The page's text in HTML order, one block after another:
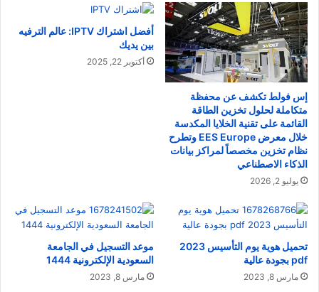
إس فولط تكشف عن محفظة
متكاملة لحلول تخزين الطاقة
القائمة على تقنية الخلايا المكدسة
خلال معرض EES Europe وتطرح
نظام تخزين مخصصاً لمراكز بيانات
الذكاء الاصطناعي
يوليو 2, 2026
أفضل اشتراك IPTV: عالم الترفيه
بين يديك
أكتوبر 22, 2025
تحميل هوية يوم التأسيس 2023
pdf بجودة عالية
مارس 8, 2023
موعد التسجيل في الجامعة
السعودية الإلكترونية 1444
مارس 8, 2023